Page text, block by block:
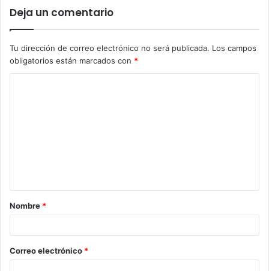
Deja un comentario
Tu dirección de correo electrónico no será publicada. Los campos
obligatorios están marcados con *
Nombre *
Correo electrónico *